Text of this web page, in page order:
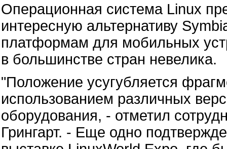
Операционная система Linux
интересную альтернативу
платформам для мобильных
в большинстве стран невелика.
"Положение усугубляется
использованием различных
оборудования, - отметил
Грингарт. - Еще одно